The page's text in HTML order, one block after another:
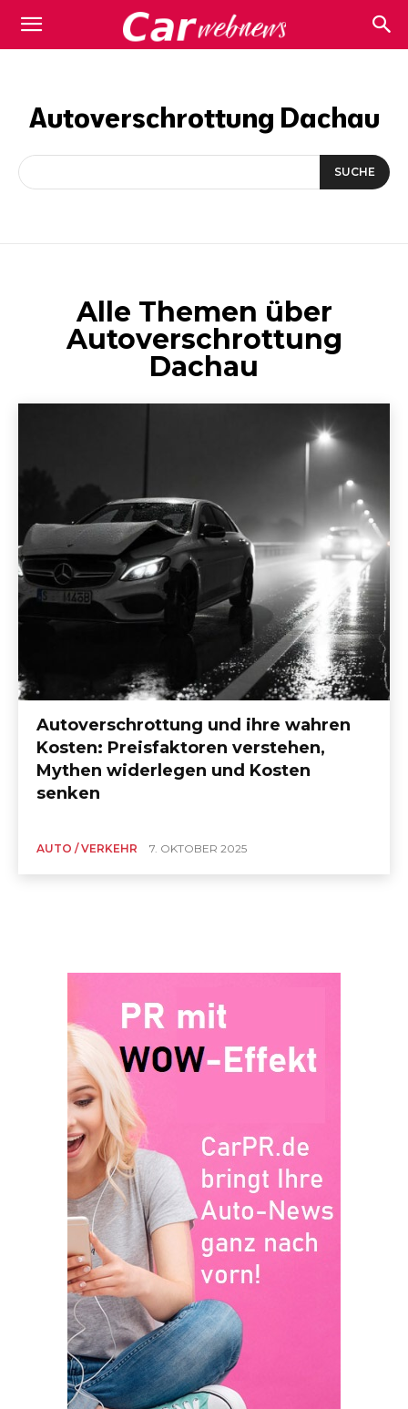
Carwebnews.com
Autoverschrottung Dachau
SUCHE
Alle Themen über
Autoverschrottung
Dachau
Autoverschrottung und ihre wahren
Kosten: Preisfaktoren verstehen,
Mythen widerlegen und Kosten
senken
AUTO / VERKEHR 7. OKTOBER 2025